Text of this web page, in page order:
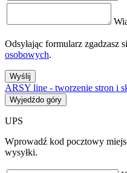
Odsyłając formularz zgadzasz
osobowych.
Wyślij
ARSY line - tworzenie stron i
Wyjedźdo góry
UPS
Wprowadź kod pocztowy
wysyłki.